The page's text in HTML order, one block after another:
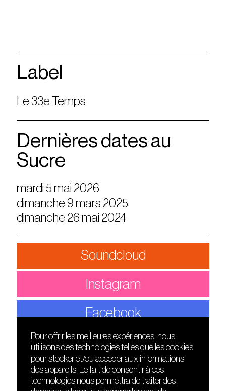
Label
Le 33e Temps
Dernières dates au
Sucre
mardi 5 mai 2026
dimanche 9 mars 2025
dimanche 26 mai 2024
Soundcloud
Instagram
Facebook
DÉCOUVRIR
Le lieu
Contact
Presse
FRIENDS
Nuits sonores
HEAT
Hôtel71
Pour offrir les meilleures expériences, nous
utilisons des technologies telles que les cookies
pour stocker et/ou accéder aux informations
des appareils. Le fait de consentir à ces
technologies nous permettra de traiter des